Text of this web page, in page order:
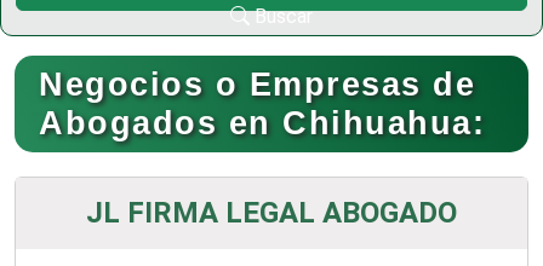
Buscar
Negocios o Empresas de
Abogados en Chihuahua:
JL FIRMA LEGAL ABOGADO